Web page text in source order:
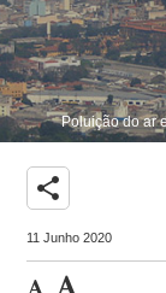
Poluição do ar
share
11 Junho 2020